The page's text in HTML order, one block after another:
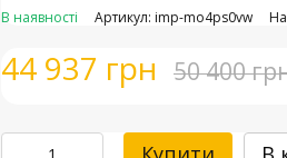
В наявності Артикул: imp-mo4ps0vw
44 937 грн 50 400